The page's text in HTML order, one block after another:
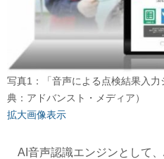
写真1：「音声による点検結果入
典：アドバンスト・メディア）
拡大画像表示
AI音声認識エンジンとして